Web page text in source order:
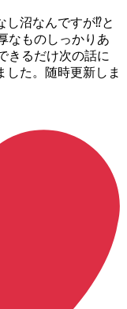
し沼なんですが⁉️と
なものしっかりあ
きるだけ次の話に
した。随時更新しま